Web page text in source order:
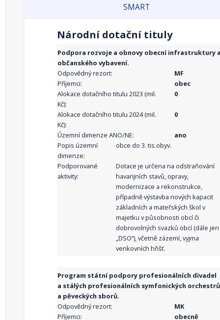
SMART
Národní dotační tituly
Podpora rozvoje a obnovy obecní infrastruktury
občanského vybavení.
Odpovědný rezort:
MF
Příjemci:
obec
Alokace dotačního titulu 2023 (mil.
Kč):
0
Alokace dotačního titulu 2024 (mil.
Kč):
0
Územní dimenze ANO/NE:
ano
Popis územní
dimenze:
obce do 3. tis.obyv.
Podporované
aktivity:
Dotace je určena na odstraňování
havarijních stavů, opravy,
modernizace a rekonstrukce,
případně výstavba nových kapacit
základních a mateřských škol v
majetku v působnosti obcí či
dobrovolných svazků obcí (dále jen
„DSO“), včetně zázemí, vyjma
venkovních hřišť.
Program státní podpory profesionálních divadel
a stálých profesionálních symfonických orchestrů
a pěveckých sborů.
Odpovědný rezort:
MK
Příjemci:
obecně